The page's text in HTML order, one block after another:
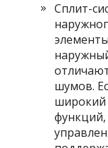
Сплит-
шумов.
широкий